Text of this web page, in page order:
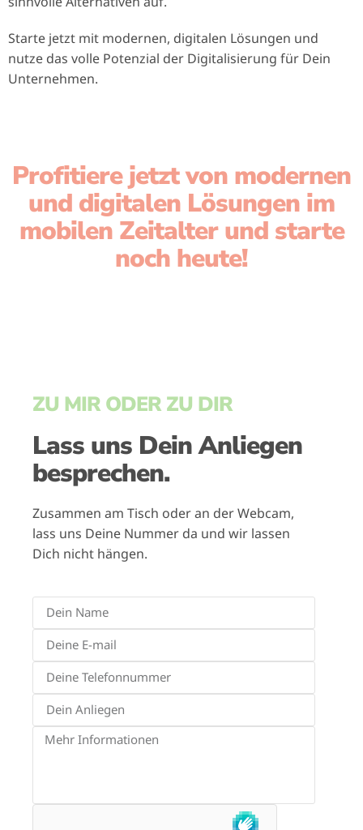
Starte jetzt mit modernen, digitalen Lösungen und
nutze das volle Potenzial der Digitalisierung für Dein
Unternehmen.
Profitiere jetzt von modernen
und digitalen Lösungen im
mobilen Zeitalter und starte
noch heute!
ZU MIR ODER ZU DIR
Lass uns Dein Anliegen
besprechen.
Zusammen am Tisch oder an der Webcam,
lass uns Deine Nummer da und wir lassen
Dich nicht hängen.